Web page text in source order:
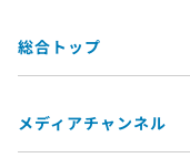
総合トップ
メディアチャンネル